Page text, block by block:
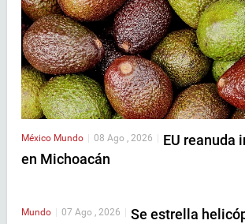
México Mundo | 08 Ago , 2026 | EU reanuda
en Michoacán
Mundo 07 Ago , 2026
Se estrella